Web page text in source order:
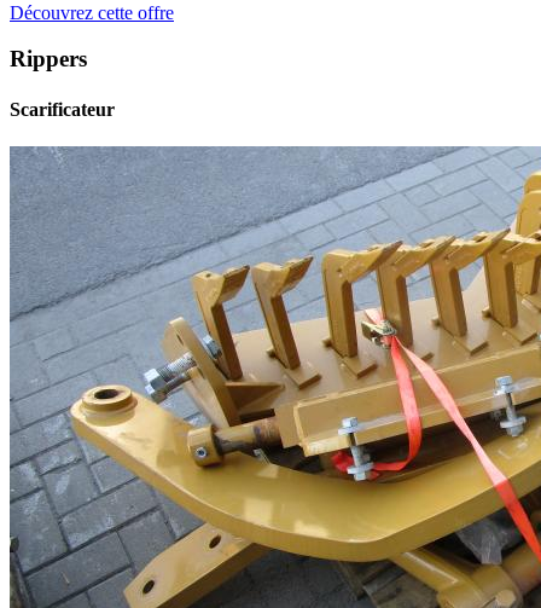
Découvrez cette offre
Rippers
Scarificateur